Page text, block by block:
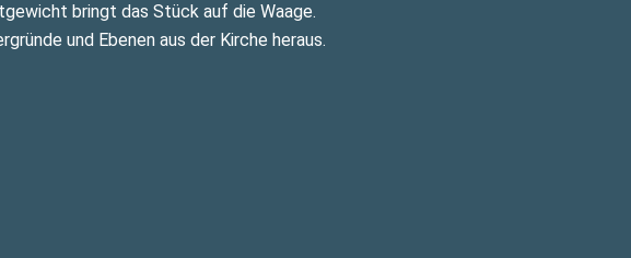
bringt das Stück auf die Waage.
und Ebenen aus der Kirche heraus.